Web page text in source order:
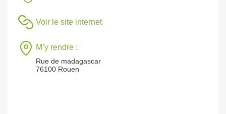
Voir le site internet
M’y rendre :
Rue de madagascar
76100 Rouen